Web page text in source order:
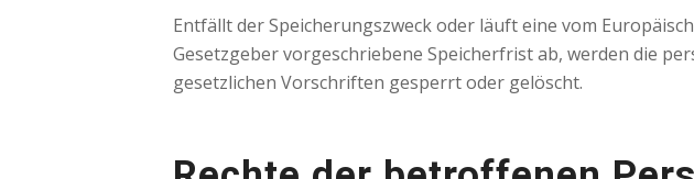
Entfällt der Speicherungszweck oder läuft eine vom
Gesetzgeber vorgeschriebene Speicherfrist ab, werden die
gesetzlichen Vorschriften gesperrt oder gelöscht.